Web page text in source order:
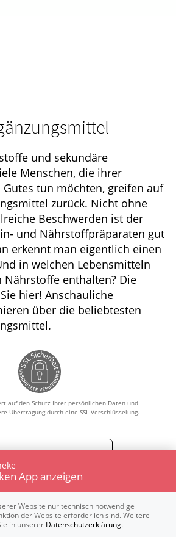
und sekundäre
Menschen, die ihrer
Gutes tun möchten, greifen auf
zurück. Nicht ohne
Beschwerden ist der
und Nährstoffpräparaten gut
erkennt man eigentlich einen
in welchen Lebensmitteln
Nährstoffe enthalten? Die
hier! Anschauliche
über die beliebtesten
auf den Schutz Ihrer persönlichen Daten und
Übertragung durch eine SSL-Verschlüsselung.
Vertrag widerrufen
Nutzungsbedingungen
App anzeigen
Website nur technisch notwendige
der Website erforderlich sind. Weitere
in unserer Datenschutzerklärung.